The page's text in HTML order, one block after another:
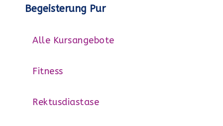
Begeisterung Pur
Alle Kursangebote
Fitness
Rektusdiastase